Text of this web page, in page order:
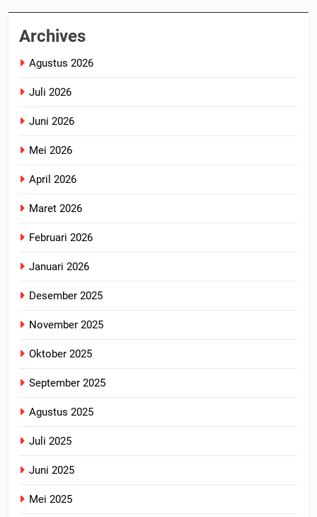
Archives
Agustus 2026
Juli 2026
Juni 2026
Mei 2026
April 2026
Maret 2026
Februari 2026
Januari 2026
Desember 2025
November 2025
Oktober 2025
September 2025
Agustus 2025
Juli 2025
Juni 2025
Mei 2025